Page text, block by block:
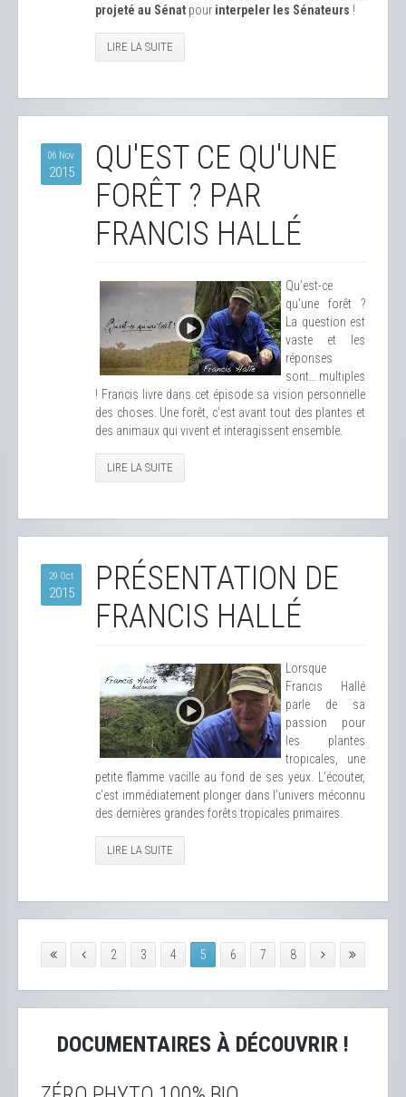
projeté au Sénat pour interpeler les Sénateurs !
LIRE LA SUITE
06 Nov
2015
QU'EST CE QU'UNE
FORÊT ? PAR
FRANCIS HALLÉ
Qu’est-ce
qu’une forêt ?
La question est
vaste et les
réponses
sont… multiples
! Francis livre dans cet épisode sa vision personnelle
des choses. Une forêt, c’est avant tout des plantes et
des animaux qui vivent et interagissent ensemble.
LIRE LA SUITE
29 Oct
2015
PRÉSENTATION DE
FRANCIS HALLÉ
Lorsque
Francis Hallé
parle de sa
passion pour
les plantes
tropicales, une
petite flamme vacille au fond de ses yeux. L’écouter,
c’est immédiatement plonger dans l’univers méconnu
des dernières grandes forêts tropicales primaires.
LIRE LA SUITE
2 3 4 5 6 7 8
DOCUMENTAIRES À DÉCOUVRIR !